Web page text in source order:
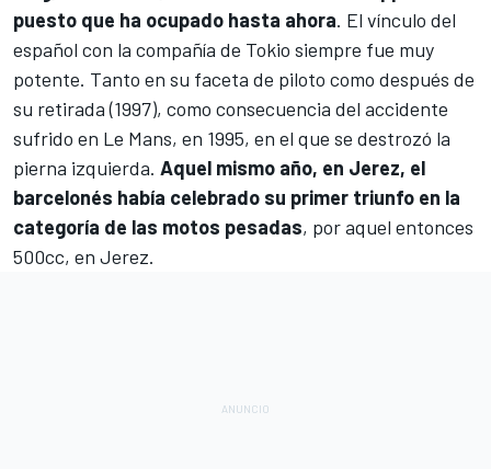
puesto que ha ocupado hasta ahora. El vínculo del
español con la compañía de Tokio siempre fue muy
potente. Tanto en su faceta de piloto como después de
su retirada (1997), como consecuencia del accidente
sufrido en Le Mans, en 1995, en el que se destrozó la
pierna izquierda. Aquel mismo año, en Jerez, el
barcelonés había celebrado su primer triunfo en la
categoría de las motos pesadas, por aquel entonces
500cc, en Jerez.